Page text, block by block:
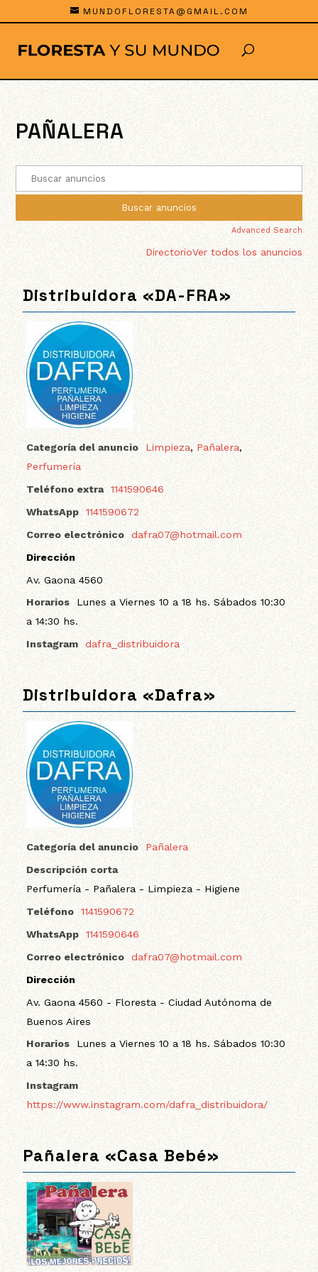
MUNDOFLORESTA@GMAIL.COM
PAÑALERA
Advanced Search
DirectorioVer todos los anuncios
Distribuidora «DA-FRA»
Categoría del anuncio Limpieza, Pañalera,
Perfumería
Teléfono extra
1141590646
WhatsApp
1141590672
Correo electrónico
dafra07@hotmail.com
Dirección
Av. Gaona 4560
Horarios
Lunes a Viernes 10 a 18 hs. Sábados 10:30
a 14:30 hs.
Instagram
dafra_distribuidora
Distribuidora «Dafra»
Categoría del anuncio
Pañalera
Descripción corta
Perfumería - Pañalera - Limpieza - Higiene
Teléfono
1141590672
WhatsApp
1141590646
Correo electrónico
dafra07@hotmail.com
Dirección
Av. Gaona 4560 - Floresta - Ciudad Autónoma de
Buenos Aires
Horarios
Lunes a Viernes 10 a 18 hs. Sábados 10:30
a 14:30 hs.
Instagram
https://www.instagram.com/dafra_distribuidora/
Pañalera «Casa Bebé»